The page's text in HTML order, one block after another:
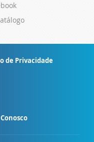
de Privacidade